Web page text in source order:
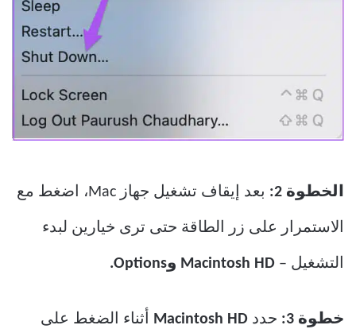
الخطوة 2: بعد إيقاف تشغيل جهاز Mac، اضغط مع
الاستمرار على زر الطاقة حتى ترى خيارين لبدء
التشغيل – Macintosh HD وOptions.
خطوة 3: حدد أثناء الضغط على